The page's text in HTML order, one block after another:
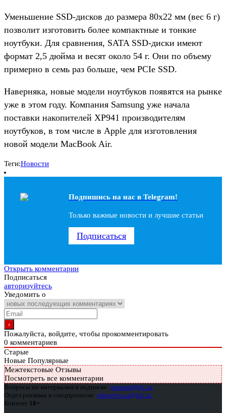
Уменьшение SSD-дисков до размера 80х22 мм (вес 6 г)
позволит изготовить более компактные и тонкие
ноутбуки. Для сравнения, SATA SSD-диски имеют
формат 2,5 дюйма и весят около 54 г. Они по объему
примерно в семь раз больше, чем PCIe SSD.
Наверняка, новые модели ноутбуков появятся на рынке
уже в этом году. Компания Samsung уже начала
поставки накопителей XP941 производителям
ноутбуков, в том числе в Apple для изготовления
новой модели MacBook Air.
Теги:Новости
Подпишись на наc в Telegram!
Только важные новости и лучшие статьи
Подписаться
Открыть комментарии
Подписаться
авторизуйтесь
Уведомить о
Пожалуйста, войдите, чтобы прокомментировать
0 комментариев
Старые
Новые Популярные
Межтекстовые Отзывы
Посмотреть все комментарии
Вопросы по материалам и подписке: support@glc.ru
Отдел рекламы и спецпроектов: yakovleva.a@glc.ru
Контент 18+